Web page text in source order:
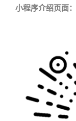
小程序介绍页面：